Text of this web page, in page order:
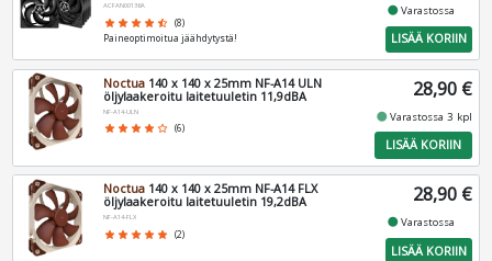
ACFAN00136A
star star star star star_half (8)
Paineoptimoitua jäähdytystä!
fiber_manual_recordVarastossa
LISÄÄ KORIIN
Noctua 140 x 140 x 25mm NF-A14 ULN
öljylaakeroitu laitetuuletin 11,9dBA
NF-A14-ULN
star star star star star_border (6)
28,90 €
fiber_manual_recordVarastossa 3 kpl
LISÄÄ KORIIN
Noctua 140 x 140 x 25mm NF-A14 FLX
öljylaakeroitu laitetuuletin 19,2dBA
NF-A14-FLX
star star star star star (2)
28,90 €
fiber_manual_recordVarastossa
LISÄÄ KORIIN